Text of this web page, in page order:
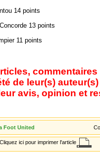
14 points
13 points
11 points
de leur(s)
leur avis, opinion et
Foot United
Cliquez ici pour imprimer l'article